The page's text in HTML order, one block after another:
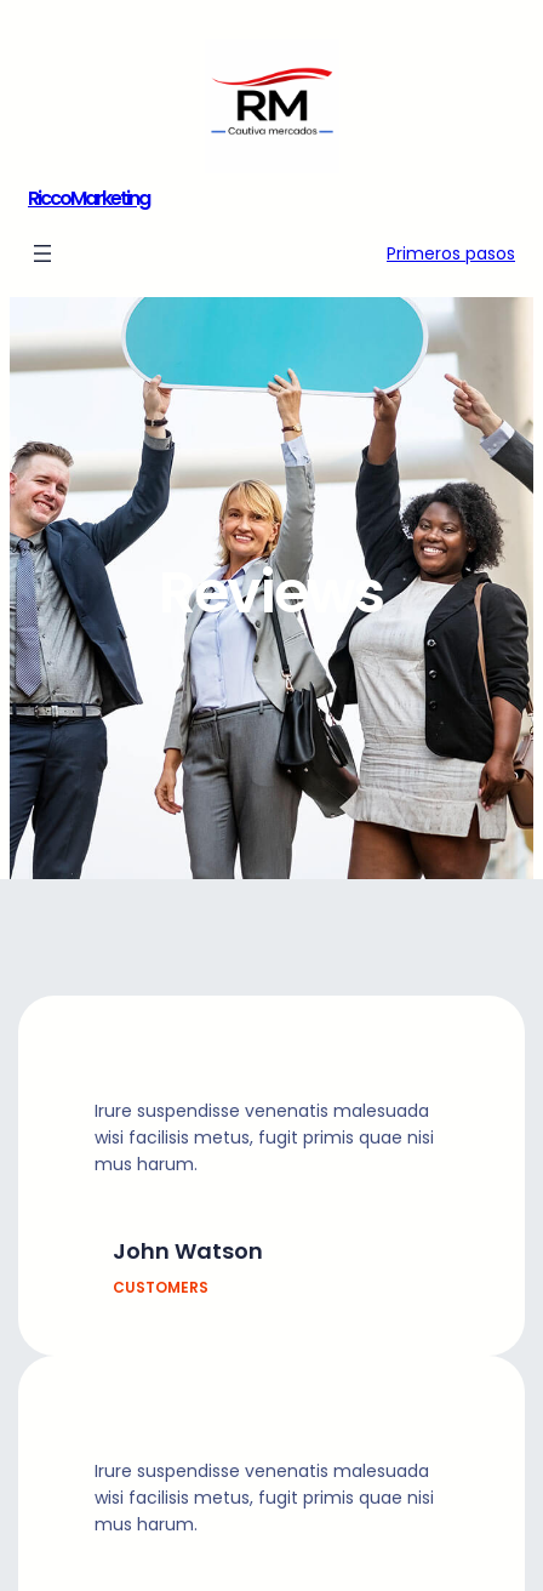
RiccoMarketing
Primeros pasos
Reviews
Irure suspendisse venenatis malesuada
wisi facilisis metus, fugit primis quae nisi
mus harum.
John Watson
CUSTOMERS
Irure suspendisse venenatis malesuada
wisi facilisis metus, fugit primis quae nisi
mus harum.